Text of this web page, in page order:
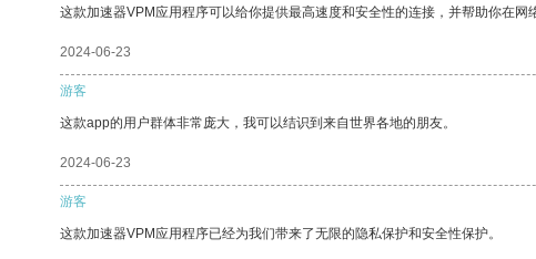
这款加速器VPM应用程序可以给你提供最高速度和安全性的连接，并帮助你在网
2024-06-23
游客
这款app的用户群体非常庞大，我可以结识到来自世界各地的朋友。
2024-06-23
游客
这款加速器VPM应用程序已经为我们带来了无限的隐私保护和安全性保护。